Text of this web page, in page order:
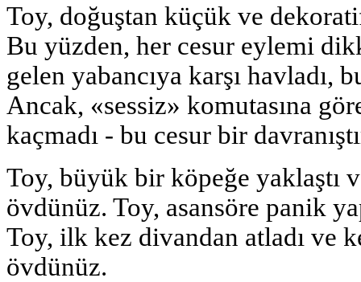
Toy, doğuştan küçük ve
Bu yüzden, her cesur eylemi
gelen yabancıya karşı havladı,
Ancak, «sessiz» komutasına
kaçmadı - bu cesur bir
Toy, büyük bir köpeğe yaklaştı
övdünüz. Toy, asansöre panik
Toy, ilk kez divandan atladı ve
övdünüz.